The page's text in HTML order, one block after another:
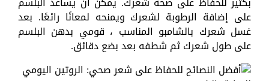
على إضافة الرطوبة لشعرك ويمنحه لمعانًا رائعًا. بعد
غسل شعرك بالشامبو المناسب ، قومي بدهن البلسم
على طول شعرك ثم شطفه بعد بضع دقائق.